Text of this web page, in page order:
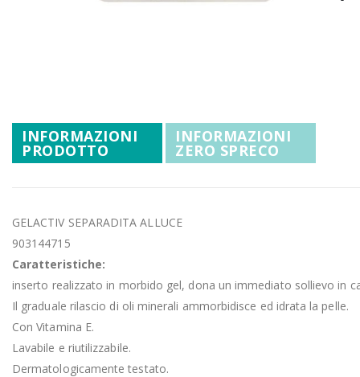
immagini
INFORMAZIONI
PRODOTTO
GELACTIV SEPARADITA ALLUCE
903144715
Caratteristiche:
inserto realizzato in morbido gel, dona un immediato sollievo in
Il graduale rilascio di oli minerali ammorbidisce ed idrata la pelle.
Con Vitamina E.
Lavabile e riutilizzabile.
Dermatologicamente testato.
INFORMAZIONI
ZERO SPRECO